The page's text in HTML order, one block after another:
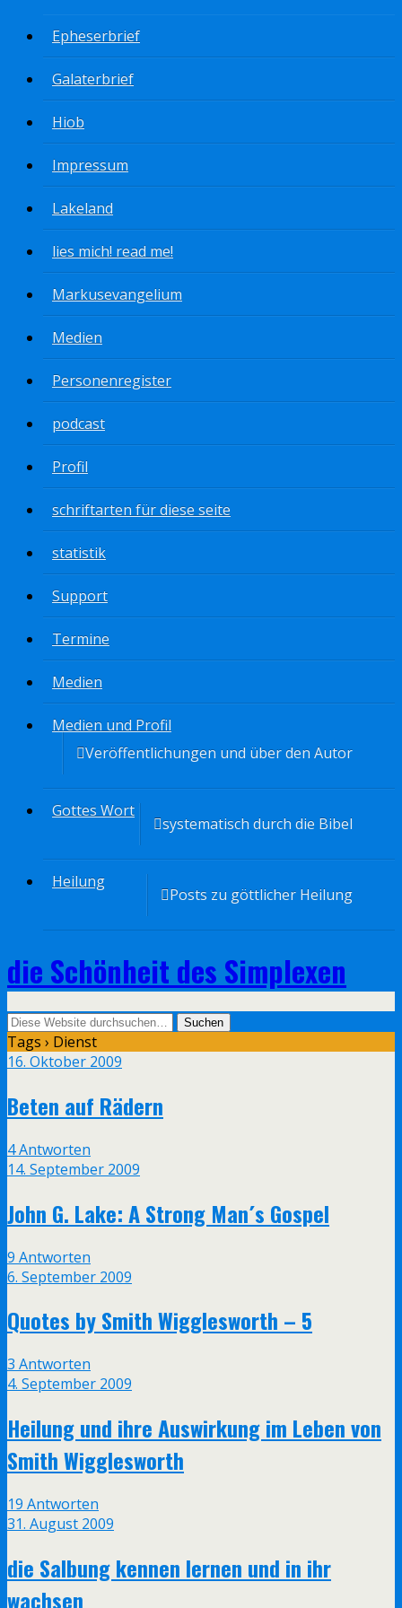
Epheserbrief
Galaterbrief
Hiob
Impressum
Lakeland
lies mich! read me!
Markusevangelium
Medien
Personenregister
podcast
Profil
schriftarten für diese seite
statistik
Support
Termine
Medien
Medien und Profil
Veröffentlichungen und über den Autor
Gottes Wort
systematisch durch die Bibel
Heilung
Posts zu göttlicher Heilung
die Schönheit des Simplexen
Tags › Dienst
16. Oktober 2009
Beten auf Rädern
4 Antworten
14. September 2009
John G. Lake: A Strong Man´s Gospel
9 Antworten
6. September 2009
Quotes by Smith Wigglesworth – 5
3 Antworten
4. September 2009
Heilung und ihre Auswirkung im Leben von
Smith Wigglesworth
19 Antworten
31. August 2009
die Salbung kennen lernen und in ihr
wachsen